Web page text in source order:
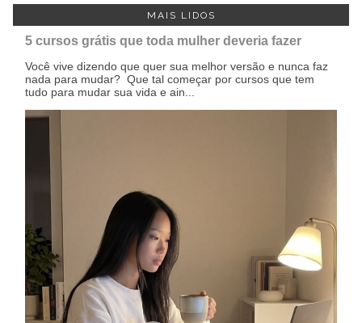
MAIS LIDOS
5 cursos grátis que toda mulher deveria fazer
Você vive dizendo que quer sua melhor versão e nunca faz
nada para mudar? Que tal começar por cursos que tem
tudo para mudar sua vida e ain...